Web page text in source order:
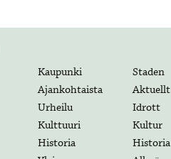
Kaupunki
Staden
Ajankohtaista
Aktuellt
Urheilu
Idrott
Kulttuuri
Kultur
Historia
Historia